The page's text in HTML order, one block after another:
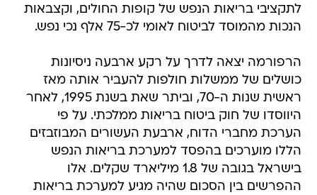
לתקציבי בריאות הנפש של קופות החולים, וקצבאות
הנכות מהמוסד לביטוח לאומי לכ-75 אלף נכי נפש.
הרפורמה יצאה לדרך על רקע ארבעה ניסיונות
כושלים של ממשלות חולפות להעביר אותה מאז
ראשית שנות ה-70, וביתר שאת בשנת 1995, לאחר
היווסדו של חוק ביטוח בריאות ממלכתי. על פי
הערכת מחברי הדוח, ארבעת העשורים המבוזבזים
הללו מוערכים בהפסד למערכת בריאות הנפש
בישראל בגובה של 1.8 מיליארד שקלים. אלו
ההפרשים בין הסכום שהיה מגיע למערכת בריאות